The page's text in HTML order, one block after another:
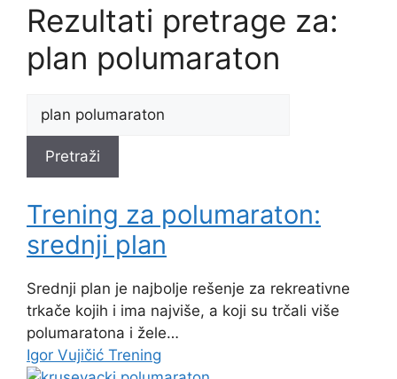
Rezultati pretrage za:
plan polumaraton
Pretraži
Trening za polumaraton:
srednji plan
Srednji plan je najbolje rešenje za rekreativne
trkače kojih i ima najviše, a koji su trčali više
polumaratona i žele…
Igor Vujičić Trening